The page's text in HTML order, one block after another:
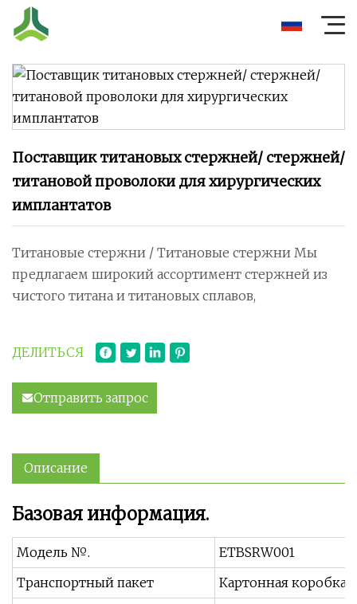
Поставщик титановых стержней/ стержней/
титановой проволоки для хирургических
имплантатов
Титановые стержни / Титановые стержни Мы
предлагаем широкий ассортимент стержней из
чистого титана и титановых сплавов,
ДЕЛИТЬСЯ
Отправить запрос
Описание
Базовая информация.
Модель №.
ETBSRW001
Транспортный пакет
Картонная